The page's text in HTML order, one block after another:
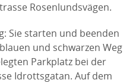
Rosenlundsvägen.
Sie starten und beenden
und schwarzen Weg
Parkplatz bei der
Idrottsgatan. Auf dem